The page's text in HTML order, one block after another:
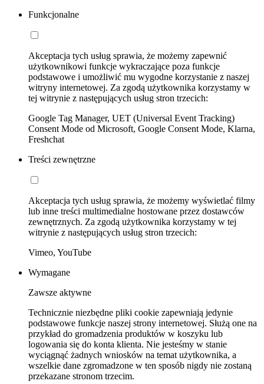
Funkcjonalne
Akceptacja tych usług sprawia, że możemy zapewnić
użytkownikowi funkcje wykraczające poza funkcje
podstawowe i umożliwić mu wygodne korzystanie z naszej
witryny internetowej. Za zgodą użytkownika korzystamy w
tej witrynie z następujących usług stron trzecich:
Google Tag Manager, UET (Universal Event Tracking)
Consent Mode od Microsoft, Google Consent Mode, Klarna,
Freshchat
Treści zewnętrzne
Akceptacja tych usług sprawia, że możemy wyświetlać filmy
lub inne treści multimedialne hostowane przez dostawców
zewnętrznych. Za zgodą użytkownika korzystamy w tej
witrynie z następujących usług stron trzecich:
Vimeo, YouTube
Wymagane
Zawsze aktywne
Technicznie niezbędne pliki cookie zapewniają jedynie
podstawowe funkcje naszej strony internetowej. Służą one na
przykład do gromadzenia produktów w koszyku lub
logowania się do konta klienta. Nie jesteśmy w stanie
wyciągnąć żadnych wniosków na temat użytkownika, a
wszelkie dane zgromadzone w ten sposób nigdy nie zostaną
przekazane stronom trzecim.